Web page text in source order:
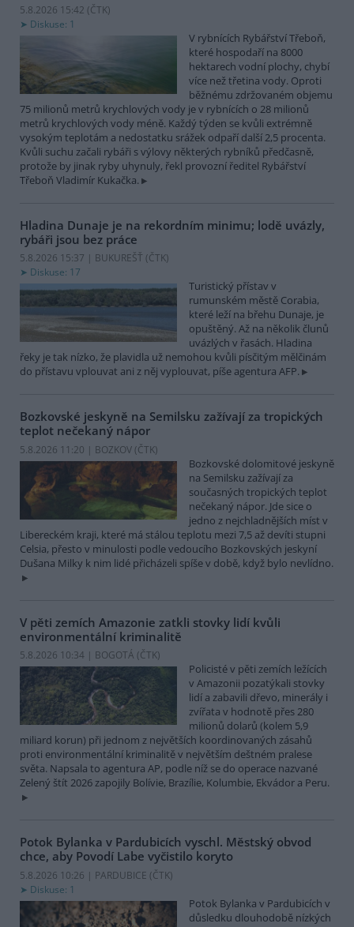
5.8.2026 15:42 (ČTK)
Diskuse: 1
V rybnících Rybářství Třeboň,
které hospodaří na 8000
hektarech vodní plochy, chybí
více než třetina vody. Oproti
běžnému zdržovaném objemu
75 milionů metrů krychlových vody je v rybnících o 28 milionů
metrů krychlových vody méně. Každý týden se kvůli extrémně
vysokým teplotám a nedostatku srážek odpaří další 2,5 procenta.
Kvůli suchu začali rybáři s výlovy některých rybníků předčasně,
protože by jinak ryby uhynuly, řekl provozní ředitel Rybářství
Třeboň Vladimír Kukačka.
Hladina Dunaje je na rekordním minimu; lodě uvázly,
rybáři jsou bez práce
5.8.2026 15:37 | BUKUREŠŤ (ČTK)
Diskuse: 17
Turistický přístav v
rumunském městě Corabia,
které leží na břehu Dunaje, je
opuštěný. Až na několik člunů
uvázlých v řasách. Hladina
řeky je tak nízko, že plavidla už nemohou kvůli písčitým mělčinám
do přístavu vplouvat ani z něj vyplouvat, píše agentura AFP.
Bozkovské jeskyně na Semilsku zažívají za tropických
teplot nečekaný nápor
5.8.2026 11:20 | BOZKOV (ČTK)
Bozkovské dolomitové jeskyně
na Semilsku zažívají za
současných tropických teplot
nečekaný nápor. Jde sice o
jedno z nejchladnějších míst v
Libereckém kraji, které má stálou teplotu mezi 7,5 až devíti stupni
Celsia, přesto v minulosti podle vedoucího Bozkovských jeskyní
Dušana Milky k nim lidé přicházeli spíše v době, když bylo nevlídno.
V pěti zemích Amazonie zatkli stovky lidí kvůli
environmentální kriminalitě
5.8.2026 10:34 | BOGOTÁ (ČTK)
Policisté v pěti zemích ležících
v Amazonii pozatýkali stovky
lidí a zabavili dřevo, minerály i
zvířata v hodnotě přes 280
milionů dolarů (kolem 5,9
miliard korun) při jednom z největších koordinovaných zásahů
proti environmentální kriminalitě v největším deštném pralese
světa. Napsala to agentura AP, podle níž se do operace nazvané
Zelený štít 2026 zapojily Bolívie, Brazílie, Kolumbie, Ekvádor a Peru.
Potok Bylanka v Pardubicích vyschl. Městský obvod
chce, aby Povodí Labe vyčistilo koryto
5.8.2026 10:26 | PARDUBICE (ČTK)
Diskuse: 1
Potok Bylanka v Pardubicích v
důsledku dlouhodobě nízkých